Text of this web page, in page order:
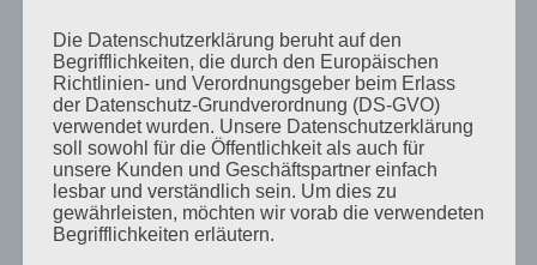
Juni 2014
Januar 2014
August 2013
Juli 2013
Juni 2013
Mai 2013
Die Datenschutzerklärung beruht auf den
Begrifflichkeiten, die durch den Europäischen
Richtlinien- und Verordnungsgeber beim Erlass
der Datenschutz-Grundverordnung (DS-GVO)
verwendet wurden. Unsere Datenschutzerklärung
soll sowohl für die Öffentlichkeit als auch für
unsere Kunden und Geschäftspartner einfach
lesbar und verständlich sein. Um dies zu
gewährleisten, möchten wir vorab die verwendeten
Begrifflichkeiten erläutern.